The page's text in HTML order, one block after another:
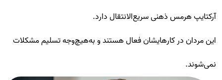
آرکتایپ هرمس ذهنی سریع‌الانتقال دارد.
این مردان در کارهایشان فعال هستند و به‌هیچ‌وجه تسلیم مشکلات
نمی‌شوند.